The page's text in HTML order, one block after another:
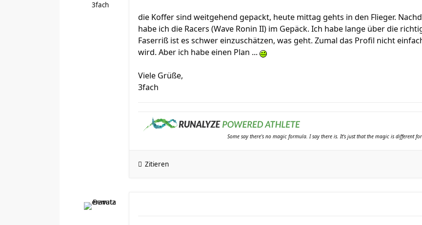
3fach
die Koffer sind weitgehend gepackt, heute mittag gehts in den Flieger.
habe ich die Racers (Wave Ronin II) im Gepäck. Ich habe lange über die
Faserriß ist es schwer einzuschätzen, was geht. Zumal das Profil nicht
wird. Aber ich habe einen Plan ...
Viele Grüße,
3fach
Some say there's no magic formula. I say there is. It's just that the magic is different
Zitieren